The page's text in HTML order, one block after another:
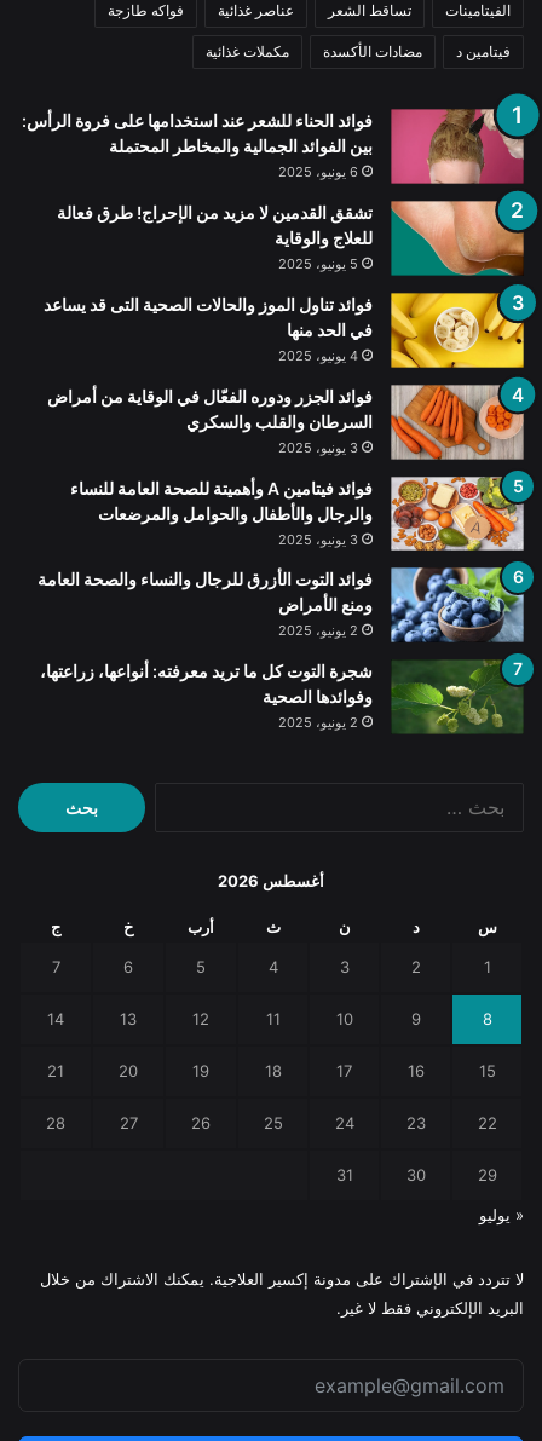
الفيتامينات تساقط الشعر عناصر غذائية فواكه طازجة
فيتامين د مضادات الأكسدة مكملات غذائية
فوائد الحناء للشعر عند استخدامها على فروة الرأس:
بين الفوائد الجمالية والمخاطر المحتملة
6 يونيو، 2025
تشقق القدمين لا مزيد من الإحراج! طرق فعالة
للعلاج والوقاية
5 يونيو، 2025
فوائد تناول الموز والحالات الصحية التى قد يساعد
في الحد منها
4 يونيو، 2025
فوائد الجزر ودوره الفعّال في الوقاية من أمراض
السرطان والقلب والسكري
3 يونيو، 2025
فوائد فيتامين A وأهميتة للصحة العامة للنساء
والرجال والأطفال والحوامل والمرضعات
3 يونيو، 2025
فوائد التوت الأزرق للرجال والنساء والصحة العامة
ومنع الأمراض
2 يونيو، 2025
شجرة التوت كل ما تريد معرفته: أنواعها، زراعتها،
وفوائدها الصحية
2 يونيو، 2025
البحث
عن:
أغسطس 2026
س د ن ث أرب خ ج
1
2
3
4
5
6
7
8
9
10
11
12
13
14
15
16
17
18
19
20
21
22
23
24
25
26
27
28
29
30
31
« يوليو
لا تتردد في الإشتراك على مدونة إكسير العلاجية. يمكنك الاشتراك من خلال
البريد الإلكتروني فقط لا غير.